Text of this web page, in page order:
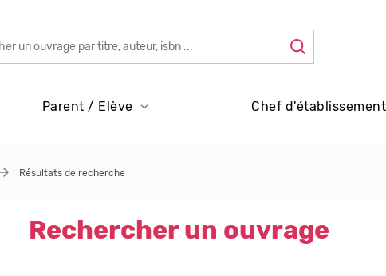
Parent / Elève Chef
Résultats de recherche
Rechercher un ouvrage